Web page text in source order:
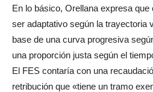
En lo básico, Orellana expresa
ser adaptativo según la trayectoria
base de una curva progresiva
una proporción justa según el
El FES contaría con una
retribución que «tiene un tramo